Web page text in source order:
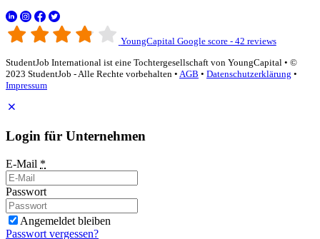
YoungCapital Google score - 42 reviews
StudentJob International ist eine Tochtergesellschaft von YoungCapital • ©
2023 StudentJob - Alle Rechte vorbehalten • AGB • Datenschutzerklärung •
Impressum
Login für Unternehmen
E-Mail *
Passwort
Angemeldet bleiben
Passwort vergessen?